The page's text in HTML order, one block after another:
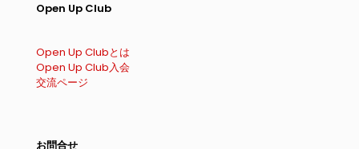
Open Up Club
Open Up Clubとは
Open Up Club入会
交流ページ
お問合せ